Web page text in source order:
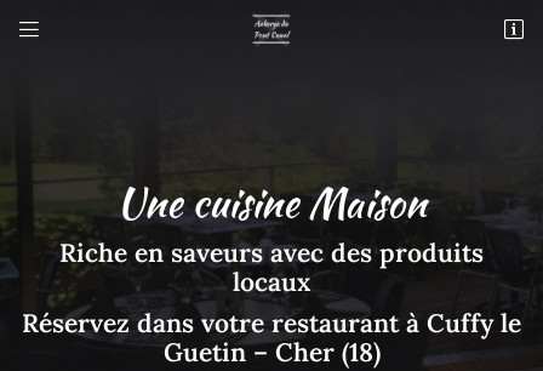


Une cuisine Maison
Riche en saveurs avec des produits
locaux
Réservez dans votre restaurant à Cuffy le
Guetin – Cher (18)